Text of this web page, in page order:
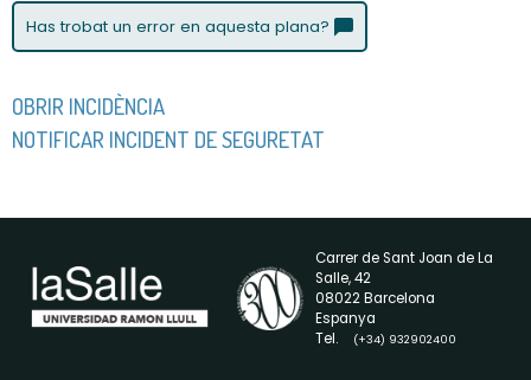
Has trobat un error en aquesta plana?
OBRIR INCIDÈNCIA
NOTIFICAR INCIDENT DE SEGURETAT
Carrer de Sant Joan de La
Salle, 42
08022 Barcelona
Espanya
Tel.
(+34) 932902400